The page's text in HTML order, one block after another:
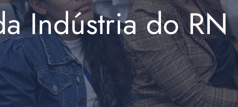
Indústria do RN